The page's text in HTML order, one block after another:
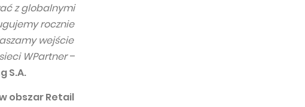
z globalnymi
rocznie
wejście
WPartner–
S.A.
obszar Retail